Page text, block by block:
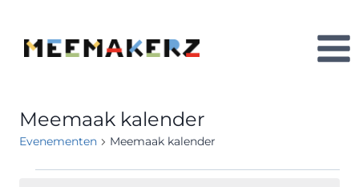
inhoud
Meemaak kalender
Evenementen Meemaak kalender